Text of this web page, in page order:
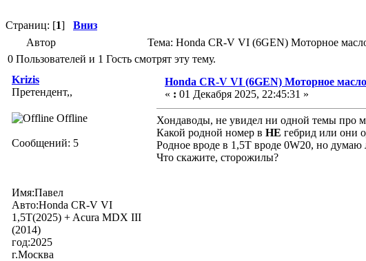
Страниц: [1] Вниз
Автор
Тема: Honda CR-V VI (6GEN) Моторное
0 Пользователей и 1 Гость смотрят эту тему.
Krizis
Претендент,,
Offline
Сообщений: 5
Имя:Павел
Авто:Honda CR-V VI
1,5T(2025) + Acura MDX III
(2014)
год:2025
г.Москва
Honda CR-V VI (6GEN) Моторное масло
« : 01 Декабря 2025, 22:45:31 »
Хондаводы, не увидел ни одной темы про
Какой родной номер в НЕ гебрид или они
Родное вроде в 1,5Т вроде 0W20, но думаю
Что скажите, сторожилы?